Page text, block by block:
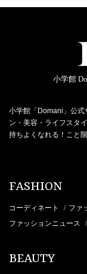
小学館
小学館「Domani」公式
ン・美容・ライフスタ
持ちよくなれる！こと
FASHION
コーディネート / ファ
ファッションニュース /
BEAUTY